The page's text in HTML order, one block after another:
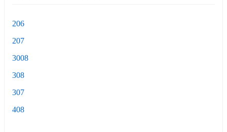
206
207
3008
308
307
408